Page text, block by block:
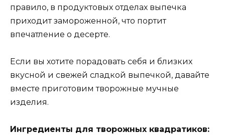
правило, в продуктовых отделах выпечка
приходит замороженной, что портит
впечатление о десерте.
Если вы хотите порадовать себя и близких
вкусной и свежей сладкой выпечкой, давайте
вместе приготовим творожные мучные
изделия.
Ингредиенты для творожных квадратиков: